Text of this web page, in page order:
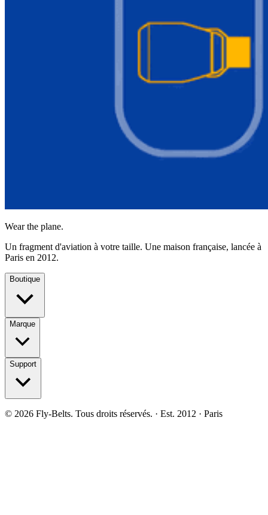
Wear the plane.
Un fragment d'aviation à votre taille. Une maison française, lancée à
Paris en 2012.
Boutique
Marque
Support
© 2026 Fly-Belts. Tous droits réservés. · Est. 2012 · Paris